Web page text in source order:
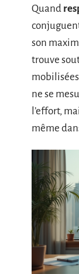
Quand
son
trouve
ne se
l’effort,
même